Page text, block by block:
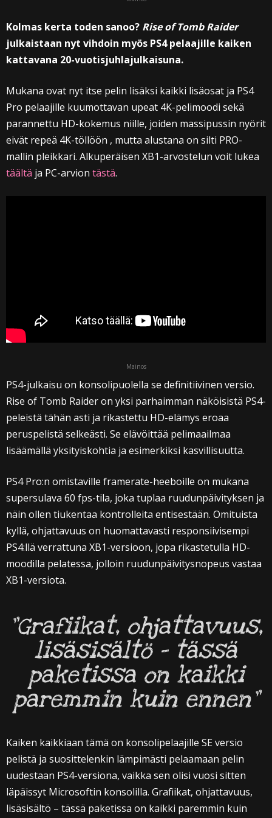
Kolmas kerta toden sanoo? Rise of Tomb Raider
julkaistaan nyt vihdoin myös PS4 pelaajille kaiken
kattavana 20-vuotisjuhlajulkaisuna.
Mukana ovat nyt itse pelin lisäksi kaikki lisäosat ja PS4
Pro pelaajille kuumottavan upeat 4K-pelimoodi sekä
parannettu HD-kokemus niille, joiden massipussin nyörit
eivät repeä 4K-töllöön , mutta alustana on silti PRO-
mallin pleikkari. Alkuperäisen XB1-arvostelun voit lukea
täältä ja PC-arvion tästä.
Mainos
PS4-julkaisu on konsolipuolella se definitiivinen versio.
Rise of Tomb Raider on yksi parhaimman näköisistä PS4-
peleistä tähän asti ja rikastettu HD-elämys eroaa
peruspelistä selkeästi. Se elävöittää pelimaailmaa
lisäämällä yksityiskohtia ja esimerkiksi kasvillisuutta.
PS4 Pro:n omistaville framerate-heeboille on mukana
supersulava 60 fps-tila, joka tuplaa ruudunpäivityksen ja
näin ollen tiukentaa kontrolleita entisestään. Omituista
kyllä, ohjattavuus on huomattavasti responsiivisempi
PS4:llä verrattuna XB1-versioon, jopa rikastetulla HD-
moodilla pelatessa, jolloin ruudunpäivitysnopeus vastaa
XB1-versiota.
”Grafiikat, ohjattavuus,
lisäsisältö – tässä
paketissa on kaikki
paremmin kuin ennen”
Kaiken kaikkiaan tämä on konsolipelaajille SE versio
pelistä ja suosittelenkin lämpimästi pelaamaan pelin
uudestaan PS4-versiona, vaikka sen olisi vuosi sitten
läpäissyt Microsoftin konsolilla. Grafiikat, ohjattavuus,
lisäsisältö – tässä paketissa on kaikki paremmin kuin